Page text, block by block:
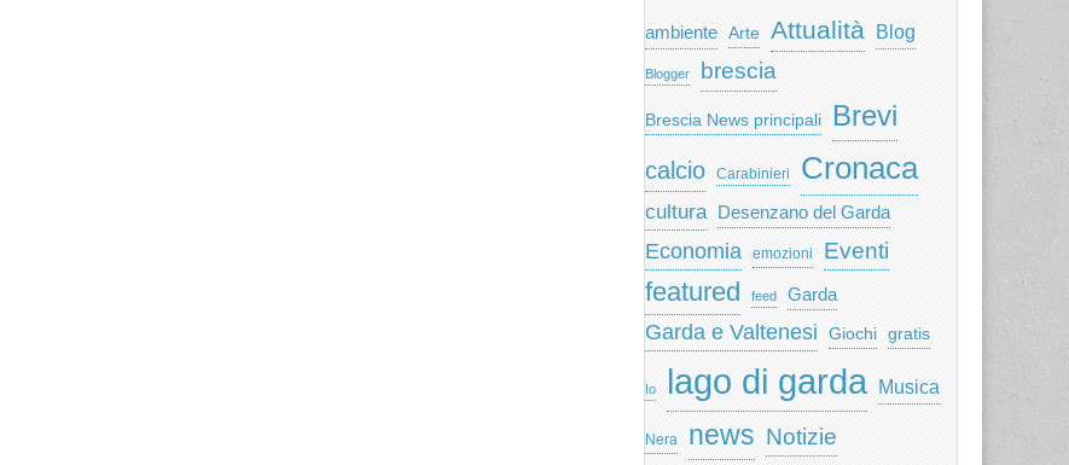
ambiente Arte Attualità Blog
Blogger brescia
Brescia News principali Brevi
calcio Carabinieri Cronaca
cultura Desenzano del Garda
Economia emozioni Eventi
featured feed Garda
Garda e Valtenesi Giochi gratis
Io lago di garda Musica
Nera news Notizie